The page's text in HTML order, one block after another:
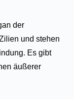
der
und stehen
Es gibt
äußerer